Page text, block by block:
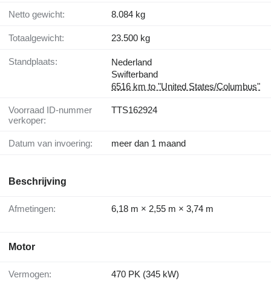
Netto gewicht: 8.084 kg
Totaalgewicht: 23.500 kg
Standplaats:
Nederland
Swifterband
6516 km to "United States/Columbus"
Voorraad ID-nummer
verkoper:
TTS162924
Datum van invoering: meer dan 1 maand
Beschrijving
Afmetingen: 6,18 m × 2,55 m × 3,74 m
Motor
Vermogen: 470 PK (345 kW)